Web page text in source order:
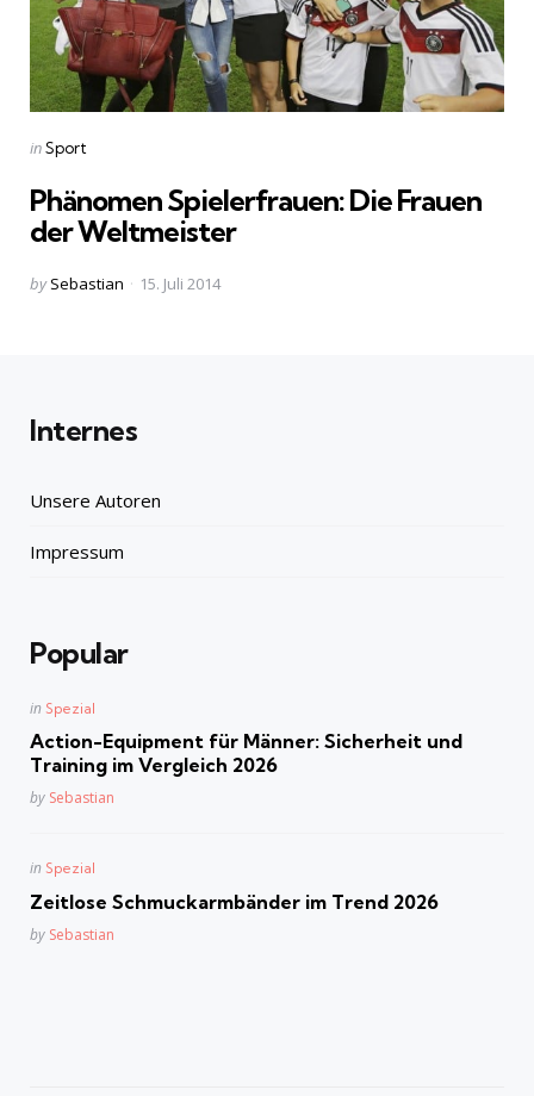
Categories
Posted
inSport
Phänomen Spielerfrauen: Die Frauen
der Weltmeister
Posted
by Sebastian 15. Juli 2014
Internes
Unsere Autoren
Impressum
Popular
Posted
in Spezial
Action-Equipment für Männer: Sicherheit und
Training im Vergleich 2026
Posted
by Sebastian
Posted
in Spezial
Zeitlose Schmuckarmbänder im Trend 2026
Posted
by Sebastian